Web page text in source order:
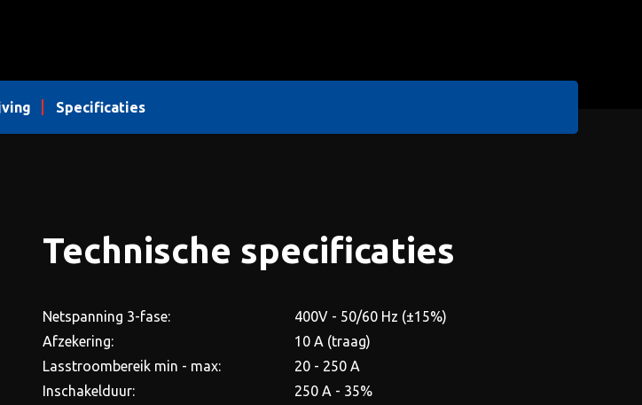
Specificaties
Technische specificaties
Netspanning 3-fase:
400V - 50/60 Hz (±15%)
Afzekering:
10 A (traag)
Lasstroombereik min - max:
20 - 250 A
Inschakelduur:
250 A - 35%